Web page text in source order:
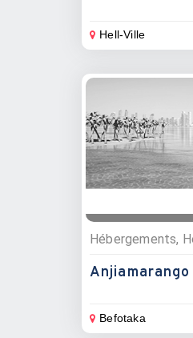
Hell-Ville
Hébergements,
Befotaka